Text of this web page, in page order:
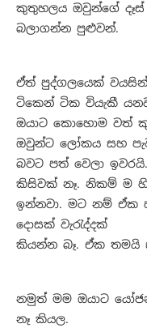
කුතුහලය ඔවුන්ගේ
බලාගන්න පුළුවන්.
ඒත් පුද්ගලයෙක්
ටිකෙන් ටික වියැකී
ඔයාට කොහොම වත්
ඔවුන්ට ලෝකය සහ
බවට පත් වෙලා
කිසිවක් නෑ. නිකම් ම
ඉන්නවා. මට නම් ඒක
දොසක් වැරැද්දක්
කියන්න බෑ. ඒක තමයි
නමුත් මම ඔයාට
නෑ කියල.